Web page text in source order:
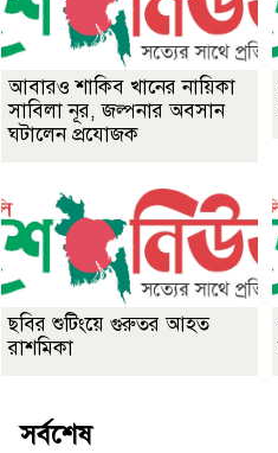
আবারও শাকিব খানের নায়িকা
সাবিলা নূর, জল্পনার অবসান
ঘটালেন প্রযোজক
ছবির শুটিংয়ে গুরুতর আহত
রাশমিকা
সর্বশেষ